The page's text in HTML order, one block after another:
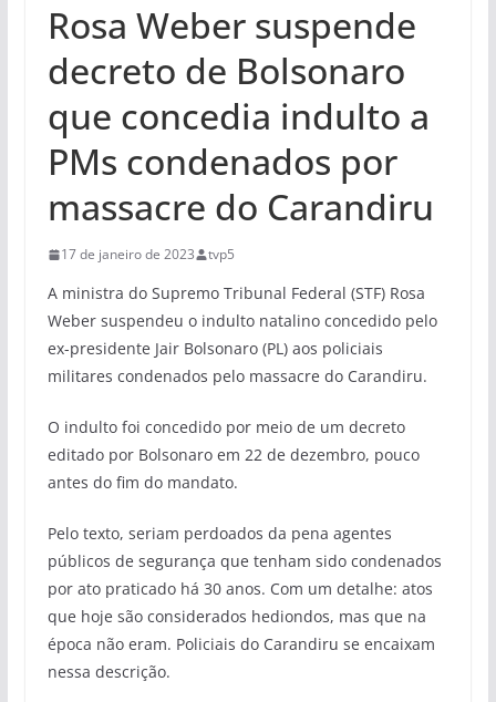
Rosa Weber suspende
decreto de Bolsonaro
que concedia indulto a
PMs condenados por
massacre do Carandiru
17 de janeiro de 2023 tvp5
A ministra do Supremo Tribunal Federal (STF) Rosa
Weber suspendeu o indulto natalino concedido pelo
ex-presidente Jair Bolsonaro (PL) aos policiais
militares condenados pelo massacre do Carandiru.
O indulto foi concedido por meio de um decreto
editado por Bolsonaro em 22 de dezembro, pouco
antes do fim do mandato.
Pelo texto, seriam perdoados da pena agentes
públicos de segurança que tenham sido condenados
por ato praticado há 30 anos. Com um detalhe: atos
que hoje são considerados hediondos, mas que na
época não eram. Policiais do Carandiru se encaixam
nessa descrição.